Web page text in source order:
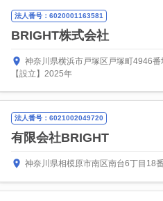
法人番号：6020001163581
BRIGHT株式会社
神奈川県横浜市戸塚区戸塚町4946
【設立】2025年
法人番号：6021002049720
有限会社BRIGHT
神奈川県相模原市南区南台6丁目18